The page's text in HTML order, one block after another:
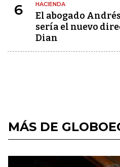
6 HACIENDA
El abogado
sería el nuevo
Dian
MÁS DE